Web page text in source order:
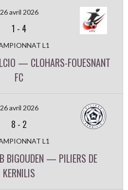
26 avril 2026
1 - 4
L1
— CLOHARS-FOUESNANT
FC
26 avril 2026
8 - 2
L1
BIGOUDEN — PILIERS DE
KERNILIS